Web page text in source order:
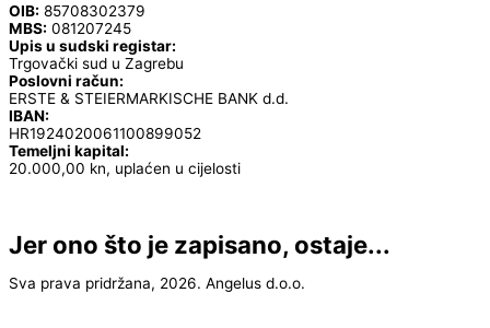
OIB: 85708302379
MBS: 081207245
Upis u sudski registar:
Trgovački sud u Zagrebu
Poslovni račun:
ERSTE & STEIERMARKISCHE BANK d.d.
IBAN:
HR1924020061100899052
Temeljni kapital:
20.000,00 kn, uplaćen u cijelosti
Jer ono što je zapisano, ostaje...
Sva prava pridržana, 2026. Angelus d.o.o.